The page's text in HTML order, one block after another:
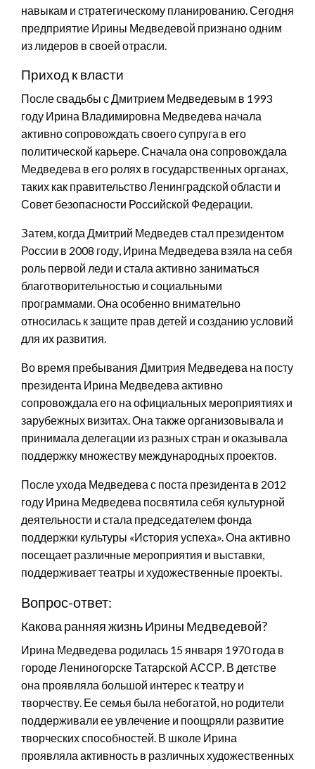
навыкам и стратегическому планированию. Сегодня
предприятие Ирины Медведевой признано одним
из лидеров в своей отрасли.
Приход к власти
После свадьбы с Дмитрием Медведевым в 1993
году Ирина Владимировна Медведева начала
активно сопровождать своего супруга в его
политической карьере. Сначала она сопровождала
Медведева в его ролях в государственных органах,
таких как правительство Ленинградской области и
Совет безопасности Российской Федерации.
Затем, когда Дмитрий Медведев стал президентом
России в 2008 году, Ирина Медведева взяла на себя
роль первой леди и стала активно заниматься
благотворительностью и социальными
программами. Она особенно внимательно
относилась к защите прав детей и созданию условий
для их развития.
Во время пребывания Дмитрия Медведева на посту
президента Ирина Медведева активно
сопровождала его на официальных мероприятиях и
зарубежных визитах. Она также организовывала и
принимала делегации из разных стран и оказывала
поддержку множеству международных проектов.
После ухода Медведева с поста президента в 2012
году Ирина Медведева посвятила себя культурной
деятельности и стала председателем фонда
поддержки культуры «История успеха». Она активно
посещает различные мероприятия и выставки,
поддерживает театры и художественные проекты.
Вопрос-ответ:
Какова ранняя жизнь Ирины Медведевой?
Ирина Медведева родилась 15 января 1970 года в
городе Лениногорске Татарской АССР. В детстве
она проявляла большой интерес к театру и
творчеству. Ее семья была небогатой, но родители
поддерживали ее увлечение и поощряли развитие
творческих способностей. В школе Ирина
проявляла активность в различных художественных